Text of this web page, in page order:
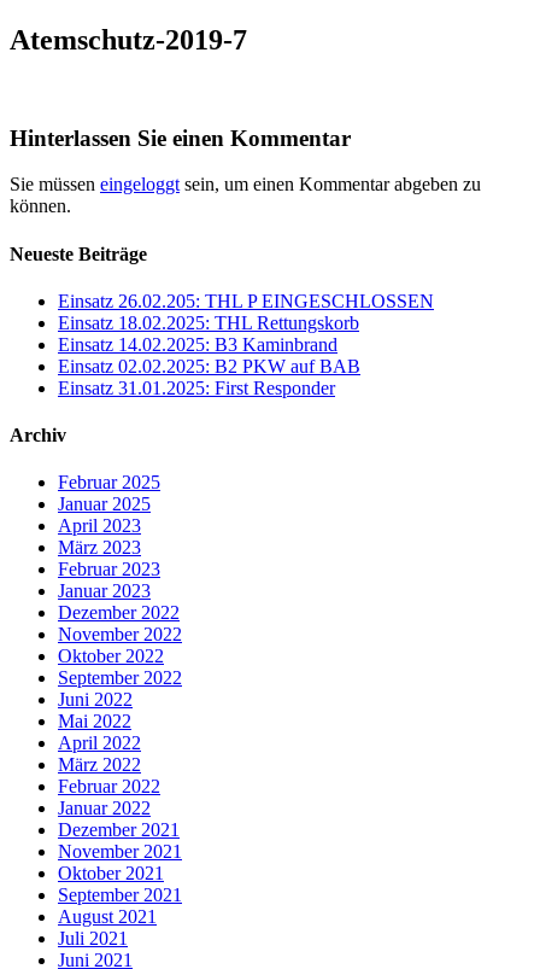
Atemschutz-2019-7
Hinterlassen Sie einen Kommentar
Sie müssen eingeloggt sein, um einen Kommentar abgeben zu
können.
Neueste Beiträge
Einsatz 26.02.205: THL P EINGESCHLOSSEN
Einsatz 18.02.2025: THL Rettungskorb
Einsatz 14.02.2025: B3 Kaminbrand
Einsatz 02.02.2025: B2 PKW auf BAB
Einsatz 31.01.2025: First Responder
Archiv
Februar 2025
Januar 2025
April 2023
März 2023
Februar 2023
Januar 2023
Dezember 2022
November 2022
Oktober 2022
September 2022
Juni 2022
Mai 2022
April 2022
März 2022
Februar 2022
Januar 2022
Dezember 2021
November 2021
Oktober 2021
September 2021
August 2021
Juli 2021
Juni 2021